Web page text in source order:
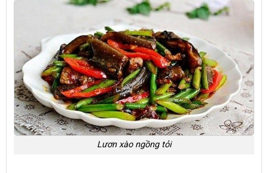
Lươn xào ngồng tỏi